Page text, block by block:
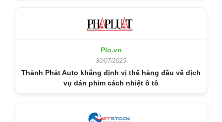
Plo.vn
30/07/2025
Thành Phát Auto khẳng định vị thế hàng đầu về dịch
vụ dán phim cách nhiệt ô tô